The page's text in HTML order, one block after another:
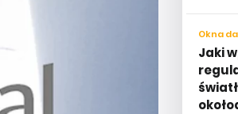
Okna
Jaki